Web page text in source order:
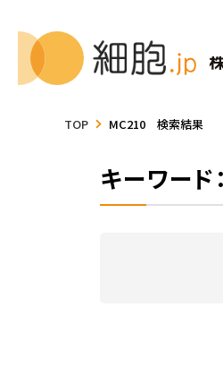
TOP MC210 検索結果
キーワード